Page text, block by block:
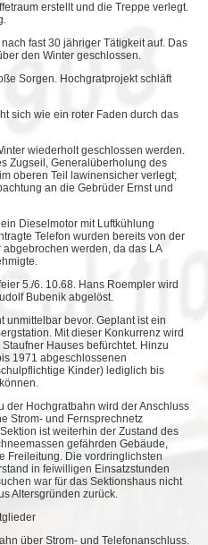
erstellt und die Treppe verlegt.
fast 30 jähriger Tätigkeit auf. Das
den Winter geschlossen.
Sorgen. Hochgratprojekt schläft
sich wie ein roter Faden durch das
wiederholt geschlossen werden.
Zugseil, Generalüberholung des
oberen Teil lawinensicher verlegt;
an die Gebrüder Ernst und
Dieselmotor mit Luftkühlung
Telefon wurden bereits von der
werden, da das LA
5./6. 10.68. Hans Roempler wird
Bubenik abgelöst.
unmittelbar bevor. Geplant ist ein
Mit dieser Konkurrenz wird
Hauses befürchtet. Hinzu
1971 abgeschlossenen
Kinder) lediglich bis
der Hochgratbahn wird der Anschluss
Strom- und Fernsprechnetz
ist weiterhin der Zustand des
gefährden Gebäude,
Freileitung. Die vordringlichsten
in feiwilligen Einsatzstunden
war für das Sektionshaus nicht
Altersgründen zurück.
über Strom- und Telefonanschluss.